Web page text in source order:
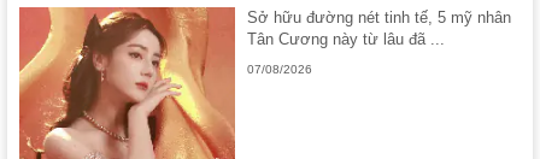
Sở hữu đường nét tinh tế, 5 mỹ nhân
Tân Cương này từ lâu đã ...
07/08/2026